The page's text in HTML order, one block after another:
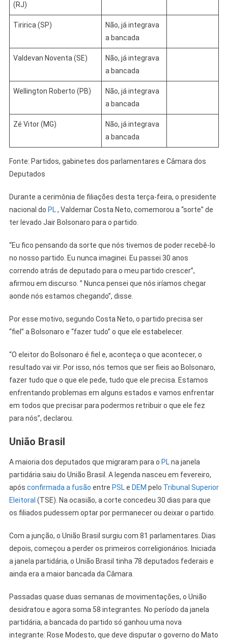
(RJ)
Tiririca (SP)
Não, já integrava
a bancada
Valdevan Noventa (SE)
Não, já integrava
a bancada
Wellington Roberto (PB)
Não, já integrava
a bancada
Zé Vitor (MG)
Não, já integrava
a bancada
Fonte: Partidos, gabinetes dos parlamentares e Câmara dos
Deputados
Durante a cerimônia de filiações desta terça-feira, o presidente
nacional do PL, Valdemar Costa Neto, comemorou a “sorte” de
ter levado Jair Bolsonaro para o partido.
“Eu fico pensando da sorte que nós tivemos de poder recebê-lo
no nosso partido. Eu nunca imaginei. Eu passei 30 anos
correndo atrás de deputado para o meu partido crescer”,
afirmou em discurso. ” Nunca pensei que nós iríamos chegar
aonde nós estamos chegando”, disse.
Por esse motivo, segundo Costa Neto, o partido precisa ser
“fiel” a Bolsonaro e “fazer tudo” o que ele estabelecer.
“O eleitor do Bolsonaro é fiel e, aconteça o que acontecer, o
resultado vai vir. Por isso, nós temos que ser fieis ao Bolsonaro,
fazer tudo que o que ele pede, tudo que ele precisa. Estamos
enfrentando problemas em alguns estados e vamos enfrentar
em todos que precisar para podermos retribuir o que ele fez
para nós”, declarou.
União Brasil
A maioria dos deputados que migraram para o PLna janela
partidária saiu do União Brasil. A legenda nasceu em fevereiro,
após confirmada a fusão entre PSLe DEM pelo Tribunal Superior
Eleitoral (TSE). Na ocasião, a corte concedeu 30 dias para que
os filiados pudessem optar por permanecer ou deixar o partido.
Com a junção, o União Brasil surgiu com 81 parlamentares. Dias
depois, começou a perder os primeiros correligionários. Iniciada
a janela partidária, o União Brasil tinha 78 deputados federais e
ainda era a maior bancada da Câmara.
Passadas quase duas semanas de movimentações, o União
desidratou e agora soma 58 integrantes. No período da janela
partidária, a bancada do partido só ganhou uma nova
integrante: Rose Modesto, que deve disputar o governo do Mato